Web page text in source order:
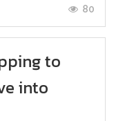
80
to
into